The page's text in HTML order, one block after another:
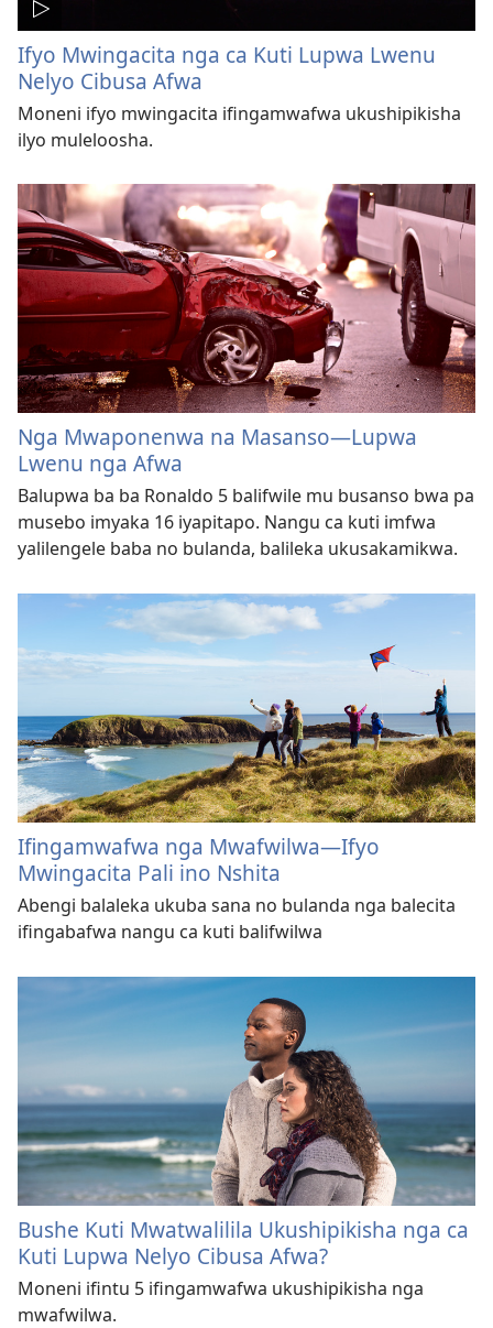
Ifyo Mwingacita nga ca Kuti Lupwa Lwenu
Nelyo Cibusa Afwa
Moneni ifyo mwingacita ifingamwafwa ukushipikisha
ilyo muleloosha.
Nga Mwaponenwa na Masanso​—Lupwa
Lwenu nga Afwa
Balupwa ba ba Ronaldo 5 balifwile mu busanso bwa pa
musebo imyaka 16 iyapitapo. Nangu ca kuti imfwa
yalilengele baba no bulanda, balileka ukusakamikwa.
Ifingamwafwa nga Mwafwilwa—Ifyo
Mwingacita Pali ino Nshita
Abengi balaleka ukuba sana no bulanda nga balecita
ifingabafwa nangu ca kuti balifwilwa
Bushe Kuti Mwatwalilila Ukushipikisha nga ca
Kuti Lupwa Nelyo Cibusa Afwa?
Moneni ifintu 5 ifingamwafwa ukushipikisha nga
mwafwilwa.